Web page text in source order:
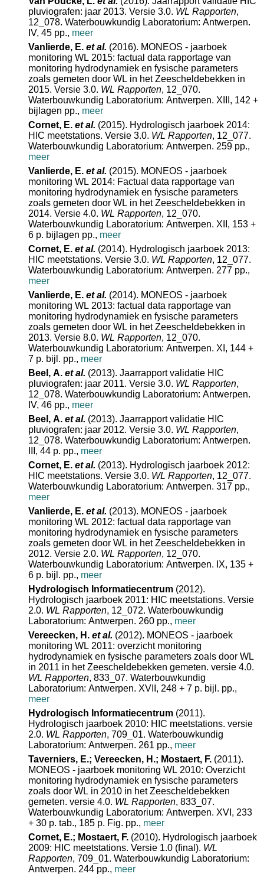
pluviografen: jaar 2013. Versie 3.0. WL Rapporten,
12_078. Waterbouwkundig Laboratorium: Antwerpen.
IV, 45 pp., meer
Vanlierde, E. et al. (2016). MONEOS - jaarboek
monitoring WL 2015: factual data rapportage van
monitoring hydrodynamiek en fysische parameters
zoals gemeten door WL in het Zeescheldebekken in
2015. Versie 3.0. WL Rapporten, 12_070.
Waterbouwkundig Laboratorium: Antwerpen. XIII, 142 +
bijlagen pp., meer
Cornet, E. et al. (2015). Hydrologisch jaarboek 2014:
HIC meetstations. Versie 3.0. WL Rapporten, 12_077.
Waterbouwkundig Laboratorium: Antwerpen. 259 pp.,
meer
Vanlierde, E. et al. (2015). MONEOS - jaarboek
monitoring WL 2014: Factual data rapportage van
monitoring hydrodynamiek en fysische parameters
zoals gemeten door WL in het Zeescheldebekken in
2014. Versie 4.0. WL Rapporten, 12_070.
Waterbouwkundig Laboratorium: Antwerpen. XII, 153 +
6 p. bijlagen pp., meer
Cornet, E. et al. (2014). Hydrologisch jaarboek 2013:
HIC meetstations. Versie 3.0. WL Rapporten, 12_077.
Waterbouwkundig Laboratorium: Antwerpen. 277 pp.,
meer
Vanlierde, E. et al. (2014). MONEOS - jaarboek
monitoring WL 2013: factual data rapportage van
monitoring hydrodynamiek en fysische parameters
zoals gemeten door WL in het Zeescheldebekken in
2013. Versie 8.0. WL Rapporten, 12_070.
Waterbouwkundig Laboratorium: Antwerpen. XI, 144 +
7 p. bijl. pp., meer
Beel, A. et al. (2013). Jaarrapport validatie HIC
pluviografen: jaar 2011. Versie 3.0. WL Rapporten,
12_078. Waterbouwkundig Laboratorium: Antwerpen.
IV, 46 pp., meer
Beel, A. et al. (2013). Jaarrapport validatie HIC
pluviografen: jaar 2012. Versie 3.0. WL Rapporten,
12_078. Waterbouwkundig Laboratorium: Antwerpen.
III, 44 p. pp., meer
Cornet, E. et al. (2013). Hydrologisch jaarboek 2012:
HIC meetstations. Versie 3.0. WL Rapporten, 12_077.
Waterbouwkundig Laboratorium: Antwerpen. 317 pp.,
meer
Vanlierde, E. et al. (2013). MONEOS - jaarboek
monitoring WL 2012: factual data rapportage van
monitoring hydrodynamiek en fysische parameters
zoals gemeten door WL in het Zeescheldebekken in
2012. Versie 2.0. WL Rapporten, 12_070.
Waterbouwkundig Laboratorium: Antwerpen. IX, 135 +
6 p. bijl. pp., meer
Hydrologisch Informatiecentrum (2012).
Hydrologisch jaarboek 2011: HIC meetstations. Versie
2.0. WL Rapporten, 12_072. Waterbouwkundig
Laboratorium: Antwerpen. 260 pp., meer
Vereecken, H. et al. (2012). MONEOS - jaarboek
monitoring WL 2011: overzicht monitoring
hydrodynamiek en fysische parameters zoals door WL
in 2011 in het Zeescheldebekken gemeten. versie 4.0.
WL Rapporten, 833_07. Waterbouwkundig
Laboratorium: Antwerpen. XVII, 248 + 7 p. bijl. pp.,
meer
Hydrologisch Informatiecentrum (2011).
Hydrologisch jaarboek 2010: HIC meetstations. versie
2.0. WL Rapporten, 709_01. Waterbouwkundig
Laboratorium: Antwerpen. 261 pp., meer
Taverniers, E.; Vereecken, H.; Mostaert, F. (2011).
MONEOS - jaarboek monitoring WL 2010: Overzicht
monitoring hydrodynamiek en fysische parameters
zoals door WL in 2010 in het Zeescheldebekken
gemeten. versie 4.0. WL Rapporten, 833_07.
Waterbouwkundig Laboratorium: Antwerpen. XVI, 233
+ 30 p. tab., 185 p. Fig. pp., meer
Cornet, E.; Mostaert, F. (2010). Hydrologisch jaarboek
2009: HIC meetstations. Versie 1.0 (final). WL
Rapporten, 709_01. Waterbouwkundig Laboratorium:
Antwerpen. 244 pp., meer